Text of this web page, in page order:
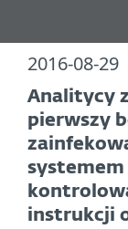
2016-08-29
Analitycy
pierwszy
instrukcji